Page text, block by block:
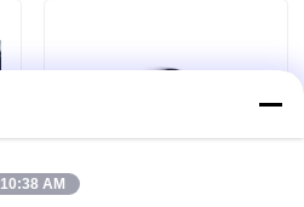
reforzados
10:38 AM